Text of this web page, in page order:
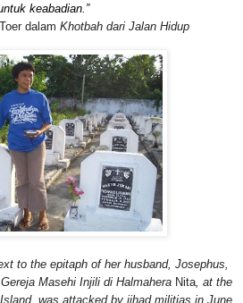
keabadian.”
dalam Khotbah dari Jalan Hidup
to the epitaph of her husband, Josephus,
Masehi Injili di Halmahera Nita, at the
was attacked by jihad militias in June